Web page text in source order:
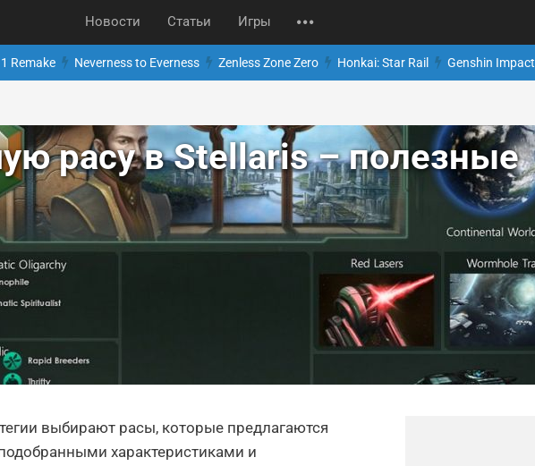
Новости Статьи Игры
Remake Neverness to Everness Zenless Zone Zero Honkai: Star Rail Genshin Impact
расу в Stellaris – полезные
выбирают расы, которые предлагаются
характеристиками и